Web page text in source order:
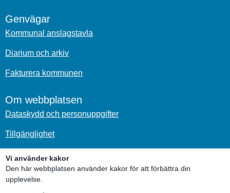
Vi använder kakor
Den här webbplatsen använder kakor för att förbättra din
upplevelse.
Genvägar
Kommunal anslagstavla
Diarium och arkiv
Fakturera kommunen
Om webbplatsen
Dataskydd och personuppgifter
Tillgänglighet
Om kakor
Sociala medier